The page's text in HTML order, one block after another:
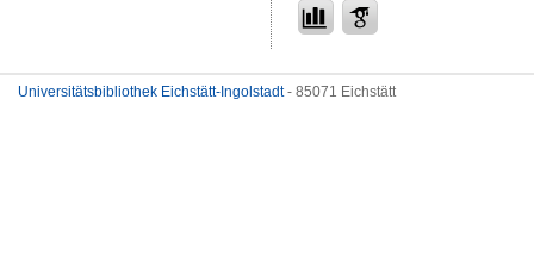
Universitätsbibliothek Eichstätt-Ingolstadt- 85071 Eichstätt